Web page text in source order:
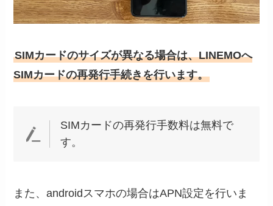
SIMカードのサイズが異なる場合は、LINEMOへ
SIMカードの再発行手続きを行います。
SIMカードの再発行手数料は無料で
す。
また、androidスマホの場合はAPN設定を行いま